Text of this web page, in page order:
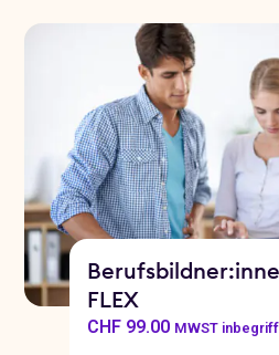
FLEX
CHF99.00 MWST